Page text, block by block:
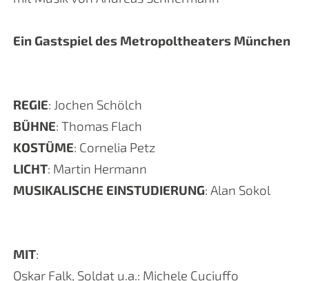
Ein Gastspiel des Metropoltheaters München
REGIE: Jochen Schölch
BÜHNE: Thomas Flach
KOSTÜME: Cornelia Petz
LICHT: Martin Hermann
MUSIKALISCHE EINSTUDIERUNG: Alan Sokol
MIT:
Oskar Falk, Soldat u.a.: Michele Cuciuffo